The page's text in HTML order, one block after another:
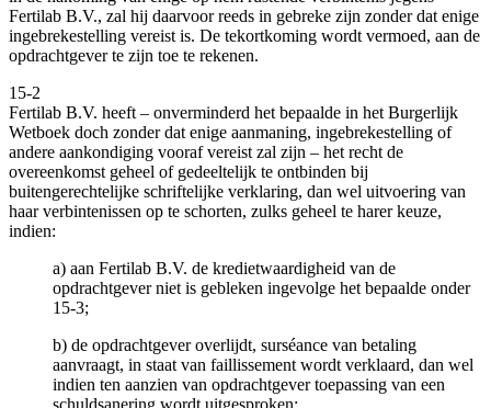
Fertilab B.V., zal hij daarvoor reeds in gebreke zijn zonder dat enige
ingebrekestelling vereist is. De tekortkoming wordt vermoed, aan de
opdrachtgever te zijn toe te rekenen.
15-2
Fertilab B.V. heeft – onverminderd het bepaalde in het Burgerlijk
Wetboek doch zonder dat enige aanmaning, ingebrekestelling of
andere aankondiging vooraf vereist zal zijn – het recht de
overeenkomst geheel of gedeeltelijk te ontbinden bij
buitengerechtelijke schriftelijke verklaring, dan wel uitvoering van
haar verbintenissen op te schorten, zulks geheel te harer keuze,
indien:
a) aan Fertilab B.V. de kredietwaardigheid van de
opdrachtgever niet is gebleken ingevolge het bepaalde onder
15-3;
b) de opdrachtgever overlijdt, surséance van betaling
aanvraagt, in staat van faillissement wordt verklaard, dan wel
indien ten aanzien van opdrachtgever toepassing van een
schuldsanering wordt uitgesproken;